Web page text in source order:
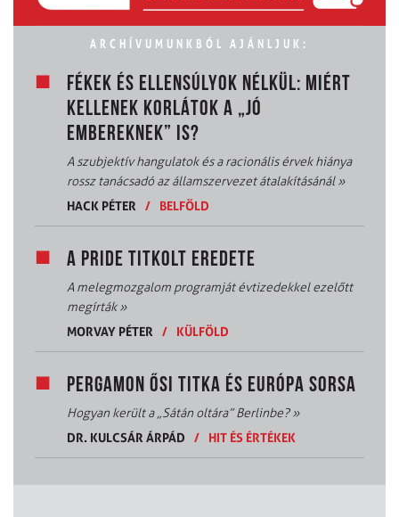
ARCHÍVUMUNKBÓL AJÁNLJUK:
FÉKEK ÉS ELLENSÚLYOK NÉLKÜL: MIÉRT
KELLENEK KORLÁTOK A „JÓ
EMBEREKNEK” IS?
A szubjektív hangulatok és a racionális érvek hiánya
rossz tanácsadó az államszervezet átalakításánál»
HACK PÉTER
/ BELFÖLD
A PRIDE TITKOLT EREDETE
A melegmozgalom programját évtizedekkel ezelőtt
megírták»
MORVAY PÉTER
/ KÜLFÖLD
PERGAMON ŐSI TITKA ÉS EURÓPA SORSA
Hogyan került a „Sátán oltára” Berlinbe?»
DR. KULCSÁR ÁRPÁD
/ HIT ÉS ÉRTÉKEK